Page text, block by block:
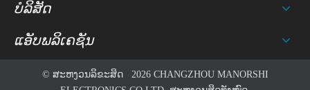
ບໍລິສັດ
ແອັບພລິເຄຊັນ
© ສະຫງວນລິຂະສິດ 2026CHANGZHOU MANORSHI